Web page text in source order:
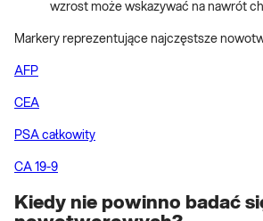
wzrost może wskazywać na nawrót
Markery reprezentujące najczęstsze
AFP
CEA
PSA całkowity
CA 19-9
Kiedy nie powinno badać